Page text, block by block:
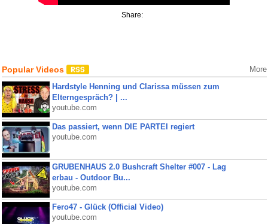
Share:
Popular Videos More
Hardstyle Henning und Clarissa müssen zum
Elterngespräch? | ...
youtube.com
Das passiert, wenn DIE PARTEI regiert
youtube.com
GRUBENHAUS 2.0 Bushcraft Shelter #007 - Lag
erbau - Outdoor Bu...
youtube.com
Fero47 - Glück (Official Video)
youtube.com